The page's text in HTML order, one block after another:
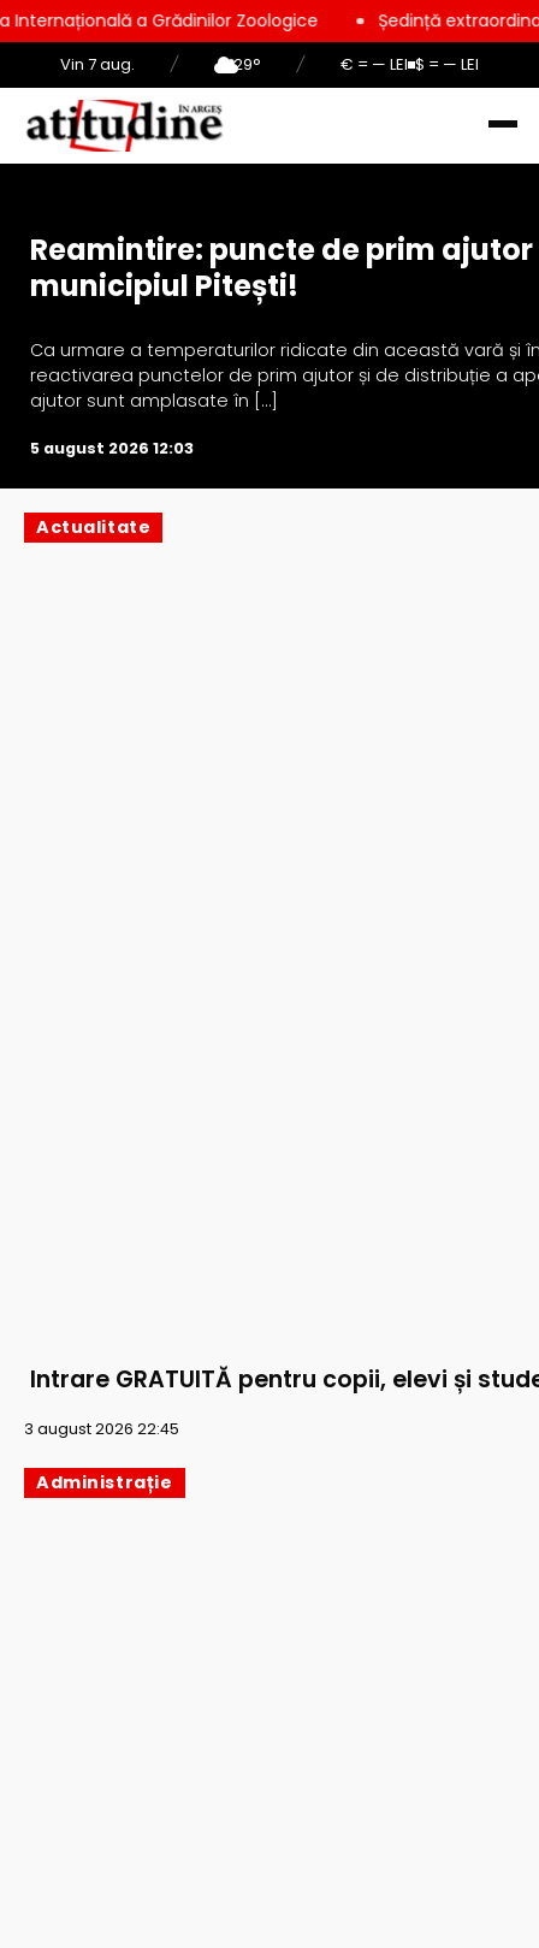
Vin 7 aug. / 29° / € = — LEI $ = — LEI
a Grădinilor Zoologice Ședință extraordinară la
Reamintire: puncte de prim
municipiul Pitești!
Ca urmare a temperaturilor ridicate din această vară și
reactivarea punctelor de prim ajutor și de distribuție a
ajutor sunt amplasate în […]
5 august 2026 12:03
Actualitate
Intrare GRATUITĂ pentru copii, elevi și
3 august 2026 22:45
Administrație